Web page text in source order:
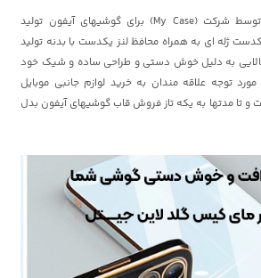
کاور مای کیس اولین بار توسط شرکت (My Case) برای گوشیهای آیفون تولید
ژله ای به همراه محافظ لنز یکدست با بدنه تولید
به دلیل خوش دستی و طراحی ساده و شیک خود
مورد توجه علاقه مندان به خرید لوازم جانبی موبایل
و تا مدتها به یکه تاز فروش قاب گوشیهای آیفون بدل